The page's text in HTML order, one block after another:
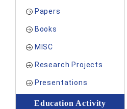
Papers
Books
MISC
Research Projects
Presentations
Education Activity